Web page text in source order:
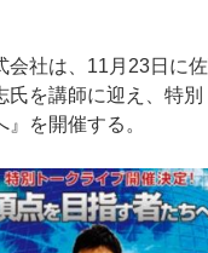
会社は、11月23日に
氏を講師に迎え、特
を開催する。